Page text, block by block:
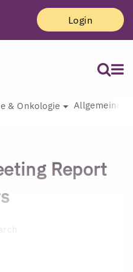
Login
& Onkologie Allgemeine
Report